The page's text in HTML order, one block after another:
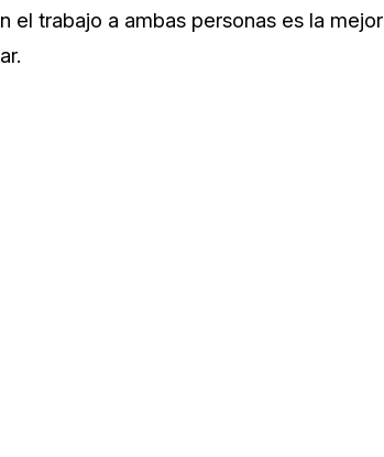
con un
el trabajo a ambas personas es la mejor